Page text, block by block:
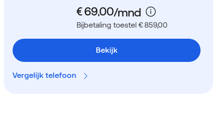
Bijbetaling toestel € 859,00
Bekijk
Vergelijk telefoon